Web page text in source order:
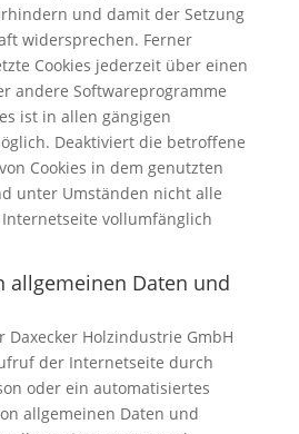
und damit der Setzung
widersprechen. Ferner
Cookies jederzeit über einen
andere Softwareprogramme
ist in allen gängigen
Deaktiviert die betroffene
Cookies in dem genutzten
unter Umständen nicht alle
vollumfänglich
allgemeinen Daten und
Daxecker Holzindustrie GmbH
der Internetseite durch
oder ein automatisiertes
allgemeinen Daten und